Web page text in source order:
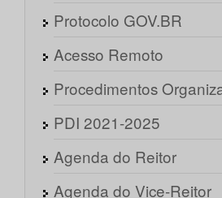
Protocolo GOV.BR
Acesso Remoto
Procedimentos
PDI 2021-2025
Agenda do Reitor
Agenda do Vice-Reitor